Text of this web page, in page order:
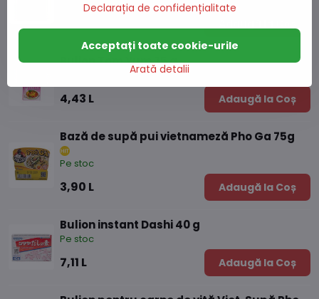
Bulion Tom Yum 75 g
4,43 L Adaugă la Coș
Bază de supă pui vietnameză Pho Ga 75g
Pe stoc
3,90 L Adaugă la Coș
Bulion instant Dashi 40 g
Pe stoc
7,11 L Adaugă la Coș
Declarația de confidențialitate
Arată detalii
Acceptați toate cookie-urile